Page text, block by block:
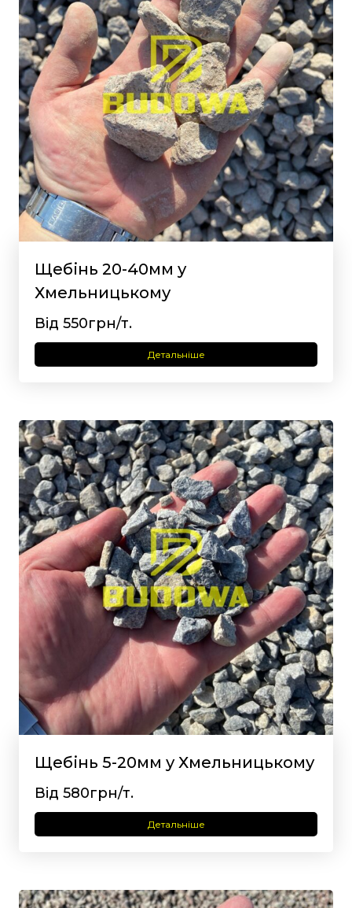
Щебінь 20-40мм у
Хмельницькому
Від 550грн/т.
Детальніше
Щебінь 5-20мм у Хмельницькому
Від 580грн/т.
Детальніше